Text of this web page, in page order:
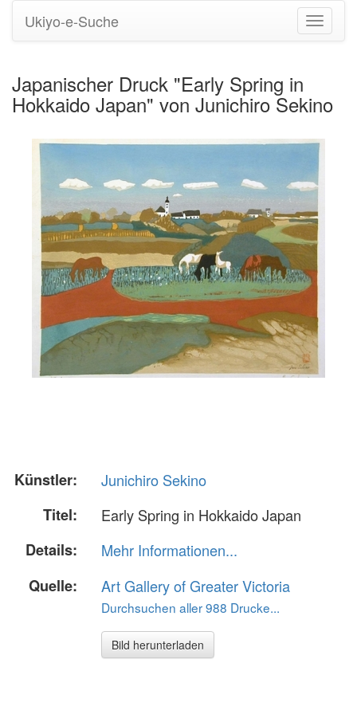
Ukiyo-e-Suche
Japanischer Druck "Early Spring in
Hokkaido Japan" von Junichiro Sekino
Künstler:
Junichiro Sekino
Titel:
Early Spring in Hokkaido Japan
Details:
Mehr Informationen...
Quelle:
Art Gallery of Greater Victoria
Durchsuchen aller 988 Drucke...
Bild herunterladen